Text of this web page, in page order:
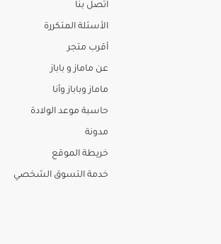
اتصل بنا
الأسئلة المتكررة
أقرب متجر
عن ماماز و باباز
ماماز وباباز وأنا
حاسبة موعد الولادة
مدونة
خريطة الموقع
خدمة التسوق الشخصي